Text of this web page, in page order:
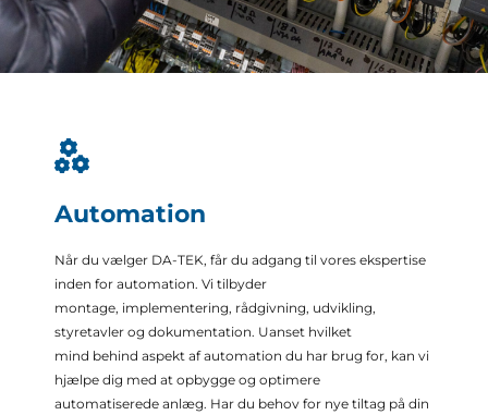
Automation
Når du vælger DA-TEK, får du adgang til vores ekspertise
inden for automation. Vi tilbyder
montage, implementering, rådgivning, udvikling,
styretavler og dokumentation. Uanset hvilket
mind behind aspekt af automation du har brug for, kan vi
hjælpe dig med at opbygge og optimere
automatiserede anlæg. Har du behov for nye tiltag på din